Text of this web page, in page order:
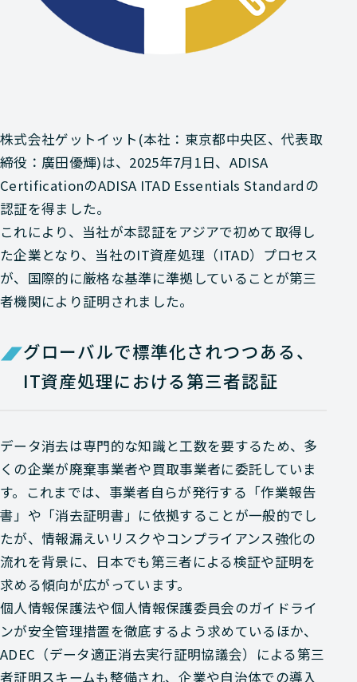
株式会社ゲットイット(本社：東京都中央区、代表取
締役：廣田優輝)は、2025年7月1日、ADISA
CertificationのADISA ITAD Essentials Standardの
認証を得ました。
これにより、当社が本認証をアジアで初めて取得し
た企業となり、当社のIT資産処理（ITAD）プロセス
が、国際的に厳格な基準に準拠していることが第三
者機関により証明されました。
グローバルで標準化されつつある、
IT資産処理における第三者認証
データ消去は専門的な知識と工数を要するため、多
くの企業が廃棄事業者や買取事業者に委託していま
す。これまでは、事業者自らが発行する「作業報告
書」や「消去証明書」に依拠することが一般的でし
たが、情報漏えいリスクやコンプライアンス強化の
流れを背景に、日本でも第三者による検証や証明を
求める傾向が広がっています。
個人情報保護法や個人情報保護委員会のガイドライ
ンが安全管理措置を徹底するよう求めているほか、
ADEC（データ適正消去実行証明協議会）による第三
者証明スキームも整備され、企業や自治体での導入